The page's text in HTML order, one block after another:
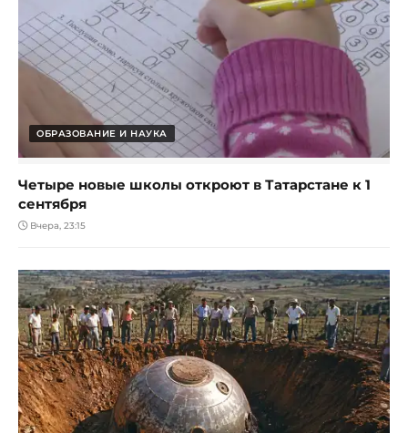
ОБРАЗОВАНИЕ И НАУКА
Четыре новые школы откроют в Татарстане к 1
сентября
Вчера, 23:15